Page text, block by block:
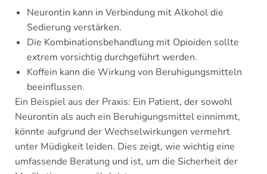
Neurontin kann in Verbindung mit Alkohol die
Sedierung verstärken.
Die Kombinationsbehandlung mit Opioiden sollte
extrem vorsichtig durchgeführt werden.
Koffein kann die Wirkung von Beruhigungsmitteln
beeinflussen.
Ein Beispiel aus der Praxis: Ein Patient, der sowohl
Neurontin als auch ein Beruhigungsmittel einnimmt,
könnte aufgrund der Wechselwirkungen vermehrt
unter Müdigkeit leiden. Dies zeigt, wie wichtig eine
umfassende Beratung und ist, um die Sicherheit der